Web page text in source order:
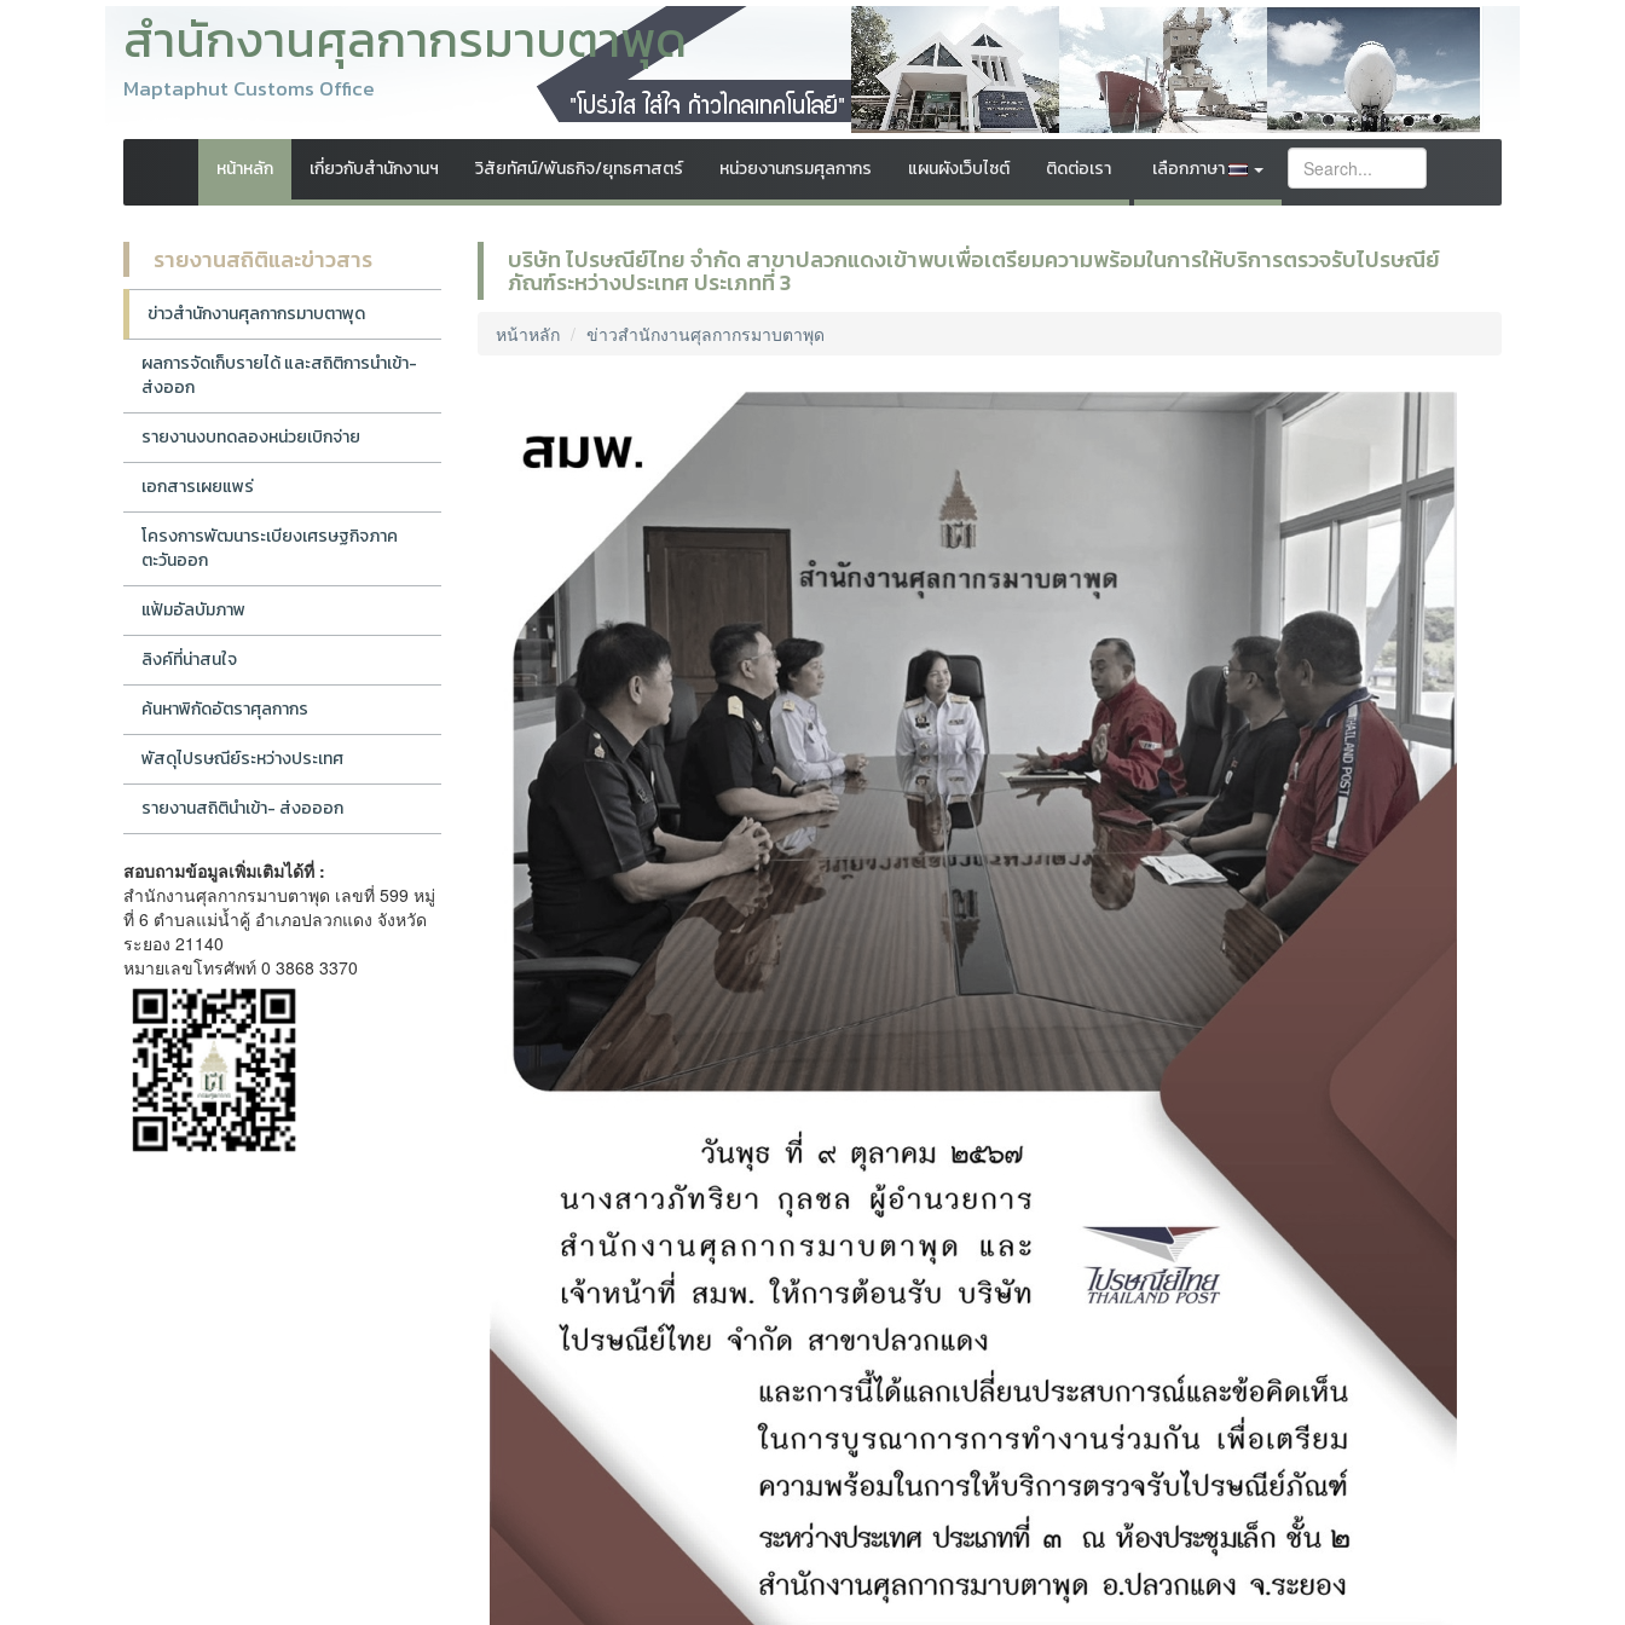
สำนักงานศุลกากรมาบตาพุด
Maptaphut Customs Office
หน้าหลัก เกี่ยวกับสำนักงานฯ วิสัยทัศน์/พันธกิจ/ยุทธศาสตร์ หน่วยงานกรมศุลกากร แผนผังเว็บไซต์ ติดต่อเรา เลือกภาษา
รายงานสถิติและข่าวสาร
ข่าวสำนักงานศุลกากรมาบตาพุด
ผลการจัดเก็บรายได้ และสถิติการนำเข้า-
ส่งออก
รายงานงบทดลองหน่วยเบิกจ่าย
เอกสารเผยแพร่
โครงการพัฒนาระเบียงเศรษฐกิจภาค
ตะวันออก
แฟ้มอัลบัมภาพ
ลิงค์ที่น่าสนใจ
ค้นหาพิกัดอัตราศุลกากร
พัสดุไปรษณีย์ระหว่างประเทศ
รายงานสถิตินำเข้า- ส่งอออก
สอบถามข้อมูลเพิ่มเติมได้ที่ :
สำนักงานศุลกากรมาบตาพุด เลขที่ 599 หมู่
ที่ 6 ตำบลแม่น้ำคู้ อำเภอปลวกแดง จังหวัด
ระยอง 21140
หมายเลขโทรศัพท์ 0 3868 3370
บริษัท ไปรษณีย์ไทย จำกัด สาขาปลวกแดงเข้าพบเพื่อเตรียมความพร้อมในการให้บริการตรวจรับไปรษณีย์
ภัณฑ์ระหว่างประเทศ ประเภทที่ 3
หน้าหลัก ข่าวสำนักงานศุลกากรมาบตาพุด